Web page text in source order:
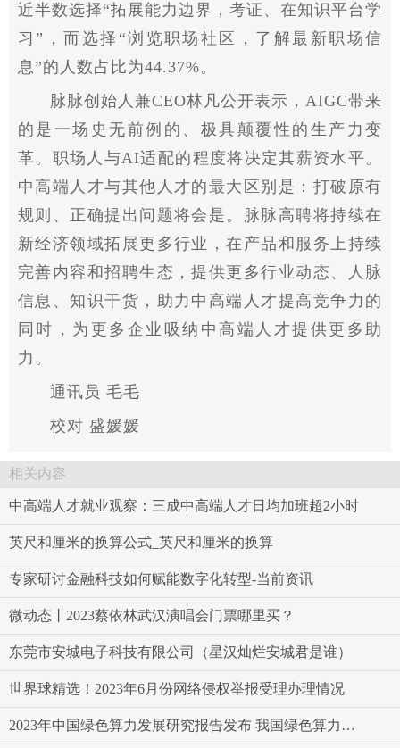
近半数选择“拓展能力边界，考证、在知识平台学
习”，而选择“浏览职场社区，了解最新职场信
息”的人数占比为44.37%。
脉脉创始人兼CEO林凡公开表示，AIGC带来
的是一场史无前例的、极具颠覆性的生产力变
革。职场人与AI适配的程度将决定其薪资水平。
中高端人才与其他人才的最大区别是：打破原有
规则、正确提出问题将会是。脉脉高聘将持续在
新经济领域拓展更多行业，在产品和服务上持续
完善内容和招聘生态，提供更多行业动态、人脉
信息、知识干货，助力中高端人才提高竞争力的
同时，为更多企业吸纳中高端人才提供更多助
力。
通讯员 毛毛
校对 盛媛媛
相关内容
中高端人才就业观察：三成中高端人才日均加班超2小时
英尺和厘米的换算公式_英尺和厘米的换算
专家研讨金融科技如何赋能数字化转型-当前资讯
微动态丨2023蔡依林武汉演唱会门票哪里买？
东莞市安城电子科技有限公司（星汉灿烂安城君是谁）
世界球精选！2023年6月份网络侵权举报受理办理情况
2023年中国绿色算力发展研究报告发布 我国绿色算力发展态势良好 全球速看料